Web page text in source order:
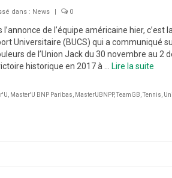
dans : News | 0
l’annonce de l’équipe américaine hier, c’est
Universitaire (BUCS) qui a communiqué
de l’Union Jack du 30 novembre au 2
historique en 2017 à …
Lire la suite­­
Master'U BNP Paribas MasterUBNPP,TeamGB ,Tennis